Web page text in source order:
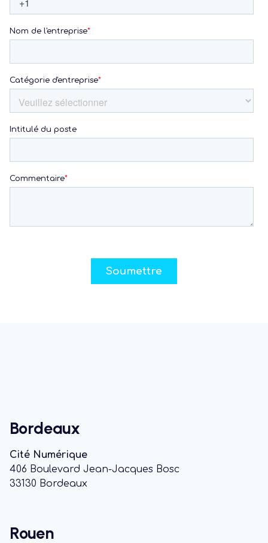
Bordeaux
Cité Numérique
406 Boulevard Jean-Jacques Bosc
33130 Bordeaux
Rouen